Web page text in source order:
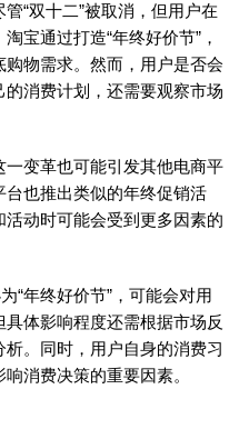
“双十二”被取消，但用户在
宝通过打造“年终好价节”，
物需求。然而，用户是否会
消费计划，还需要观察市场
变革也可能引发其他电商平
也推出类似的年终促销活
动时可能会受到更多因素的
“年终好价节”，可能会对用
体影响程度还需根据市场反
。同时，用户自身的消费习
消费决策的重要因素。